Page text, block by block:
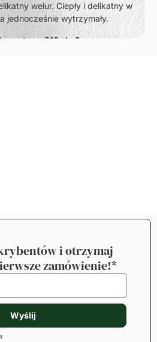
welur. Ciepły i delikatny w
jednocześnie wytrzymały.
210g/m2
i otrzymaj
zamówienie!*
Wyślij